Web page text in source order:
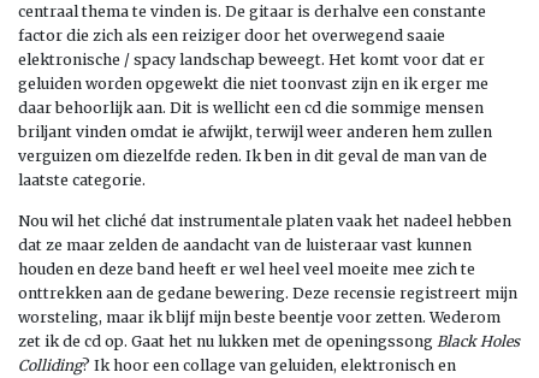
centraal thema te vinden is. De gitaar is derhalve een constante
factor die zich als een reiziger door het overwegend saaie
elektronische / spacy landschap beweegt. Het komt voor dat er
geluiden worden opgewekt die niet toonvast zijn en ik erger me
daar behoorlijk aan. Dit is wellicht een cd die sommige mensen
briljant vinden omdat ie afwijkt, terwijl weer anderen hem zullen
verguizen om diezelfde reden. Ik ben in dit geval de man van de
laatste categorie.
Nou wil het cliché dat instrumentale platen vaak het nadeel hebben
dat ze maar zelden de aandacht van de luisteraar vast kunnen
houden en deze band heeft er wel heel veel moeite mee zich te
onttrekken aan de gedane bewering. Deze recensie registreert mijn
worsteling, maar ik blijf mijn beste beentje voor zetten. Wederom
zet ik de cd op. Gaat het nu lukken met de openingssong Black Holes
Colliding? Ik hoor een collage van geluiden, elektronisch en